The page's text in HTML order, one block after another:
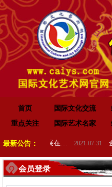
首页 国际文化交流
重点关注
国际艺术名家
最新公告： 2021-07-31
开国元勋墨宝100位将军书法特展在高唐举办
会员登录